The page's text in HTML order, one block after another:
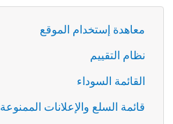
معاهدة إستخدام الموقع
نظام التقييم
القائمة السوداء
قائمة السلع والإعلانات الممنوعة